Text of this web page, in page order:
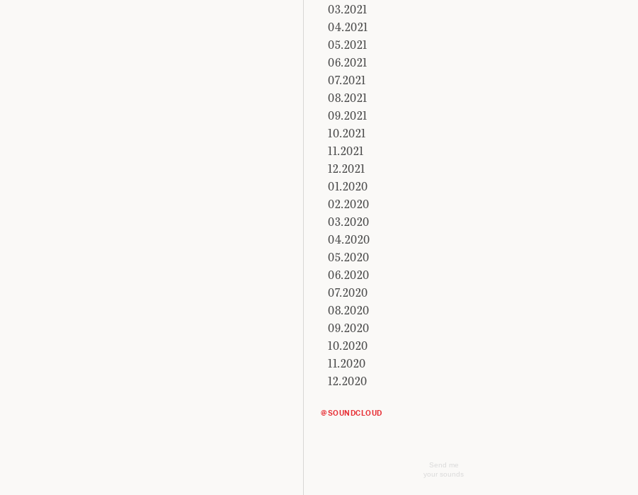
03.2021
04.2021
05.2021
06.2021
07.2021
08.2021
09.2021
10.2021
11.2021
12.2021
01.2020
02.2020
03.2020
04.2020
05.2020
06.2020
07.2020
08.2020
09.2020
10.2020
11.2020
12.2020
@SOUNDCLOUD
Send me
your sounds